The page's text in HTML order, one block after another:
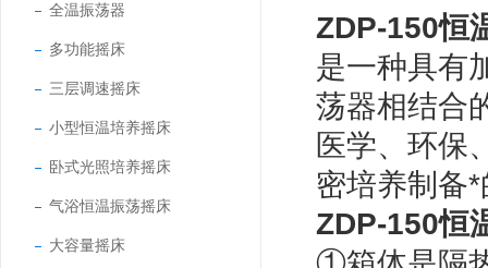
全温振荡器
多功能摇床
三层调速摇床
小型恒温培养摇床
卧式光照培养摇床
气浴恒温振荡摇床
大容量摇床
ZDP-150恒
是一种具有
荡器相结合
医学、环保
密培养制备
ZDP-150恒